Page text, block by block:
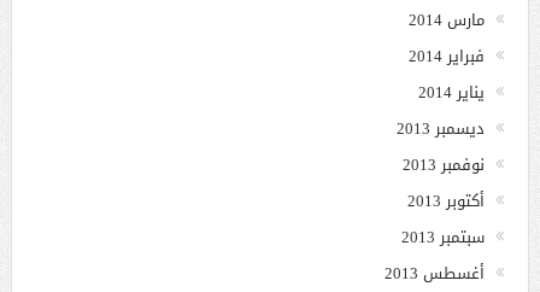
مارس 2014
فبراير 2014
يناير 2014
ديسمبر 2013
نوفمبر 2013
أكتوبر 2013
سبتمبر 2013
أغسطس 2013